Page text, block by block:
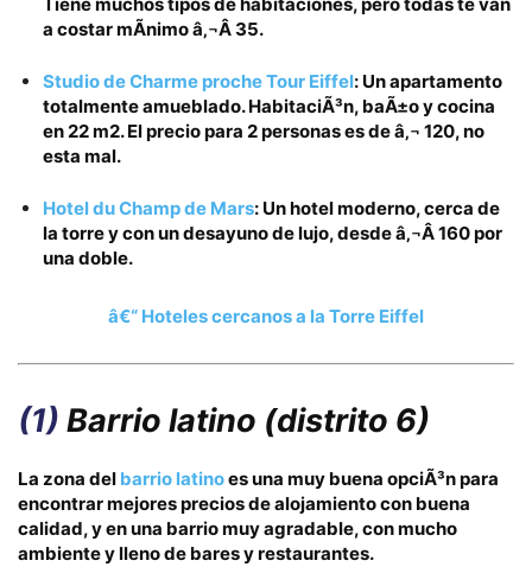
Tiene muchos tipos de habitaciones, pero todas te van
a costar mÃ­nimoâ‚¬Â 35.
Studio de Charme proche Tour Eiffel: Un apartamento
totalmente amueblado. HabitaciÃ³n, baÃ±o y cocina
en 22 m2. El precio para 2 personas es deâ‚¬ 120, no
esta mal.
Hotel du Champ de Mars: Un hotel moderno, cerca de
la torre y con un desayuno de lujo, desdeâ‚¬Â 160por
una doble.
â€“ Hoteles cercanos a la Torre Eiffel
(1) Barrio latino (distrito 6)
La zona del barrio latinoes una muy buena opciÃ³npara
encontrar mejores precios de alojamiento con buena
calidad, y en una barrio muy agradable, con mucho
ambiente ylleno de bares y restaurantes.